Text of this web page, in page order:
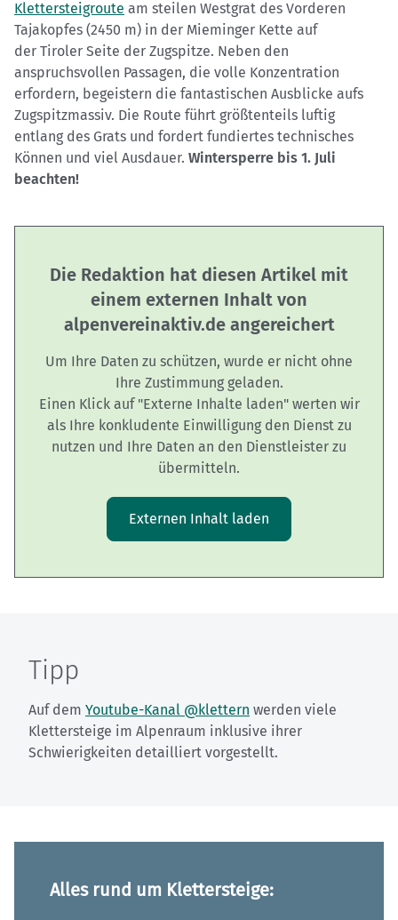
Klettersteigroute am steilen Westgrat des Vorderen
Tajakopfes (2450 m) in der Mieminger Kette auf
der Tiroler Seite der Zugspitze. Neben den
anspruchsvollen Passagen, die volle Konzentration
erfordern, begeistern die fantastischen Ausblicke aufs
Zugspitzmassiv. Die Route führt größtenteils luftig
entlang des Grats und fordert fundiertes technisches
Können und viel Ausdauer. Wintersperre bis 1. Juli
beachten!
Die Redaktion hat diesen Artikel mit
einem externen Inhalt von
alpenvereinaktiv.de angereichert
Um Ihre Daten zu schützen, wurde er nicht ohne
Ihre Zustimmung geladen.
Einen Klick auf "Externe Inhalte laden" werten wir
als Ihre konkludente Einwilligung den Dienst zu
nutzen und Ihre Daten an den Dienstleister zu
übermitteln.
Externen Inhalt laden
Tipp
Auf dem Youtube-Kanal @klettern werden viele
Klettersteige im Alpenraum inklusive ihrer
Schwierigkeiten detailliert vorgestellt.
Alles rund um Klettersteige: